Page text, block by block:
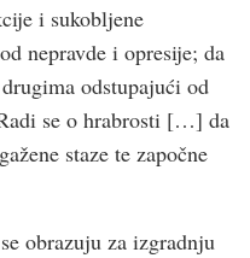
i sukobljene
nepravde i opresije; da
odstupajući od
se o hrabrosti […] da
staze te započne
obrazuju za izgradnju